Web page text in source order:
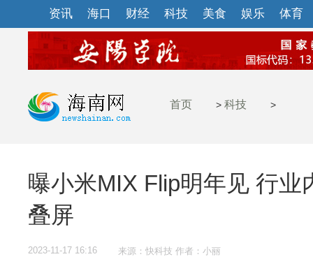
资讯 海口 财经 科技 美食 娱乐 体育
首页 > 科技 >
曝小米MIX Flip明年见 行业
叠屏
2023-11-17 16:16 来源：快科技 作者：小丽